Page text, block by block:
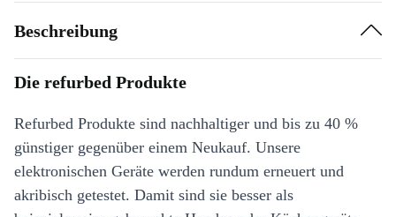
Beschreibung
Die refurbed Produkte
Refurbed Produkte sind nachhaltiger und bis zu 40 %
günstiger gegenüber einem Neukauf. Unsere
elektronischen Geräte werden rundum erneuert und
akribisch getestet. Damit sind sie besser als